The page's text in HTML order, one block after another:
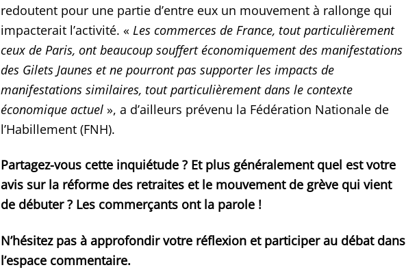
redoutent pour une partie d’entre eux un mouvement à rallonge qui
impacterait l’activité. « Les commerces de France, tout particulièrement
ceux de Paris, ont beaucoup souffert économiquement des manifestations
des Gilets Jaunes et ne pourront pas supporter les impacts de
manifestations similaires, tout particulièrement dans le contexte
économique actuel», a d’ailleurs prévenu la Fédération Nationale de
l’Habillement (FNH).
Partagez-vous cette inquiétude ? Et plus généralement quel est votre
avis sur la réforme des retraites et le mouvement de grève qui vient
de débuter ? Les commerçants ont la parole !
N’hésitez pas à approfondir votre réflexion et participer au débat dans
l’espace commentaire.